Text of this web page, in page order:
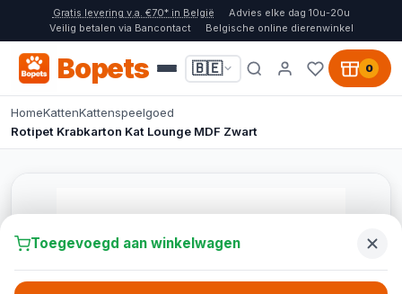
Gratis levering v.a. €70* in België
Advies elke dag 10u-20u
Veilig betalen via Bancontact
Belgische online dierenwinkel
Bopets 🇧🇪 0
HomeKattenKattenspeelgoed
Rotipet Krabkarton Kat Lounge MDF Zwart
Toegevoegd aan winkelwagen